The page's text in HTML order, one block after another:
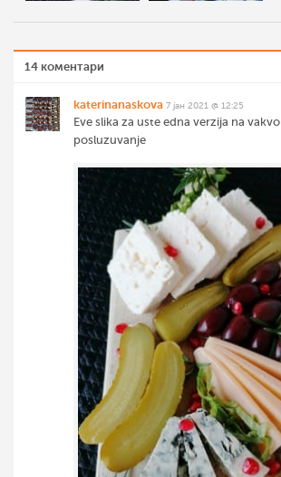
14 коментари
katerinanaskova 7 јан 2021 @ 12:25
Eve slika za uste edna verzija na vakvo
posluzuvanje